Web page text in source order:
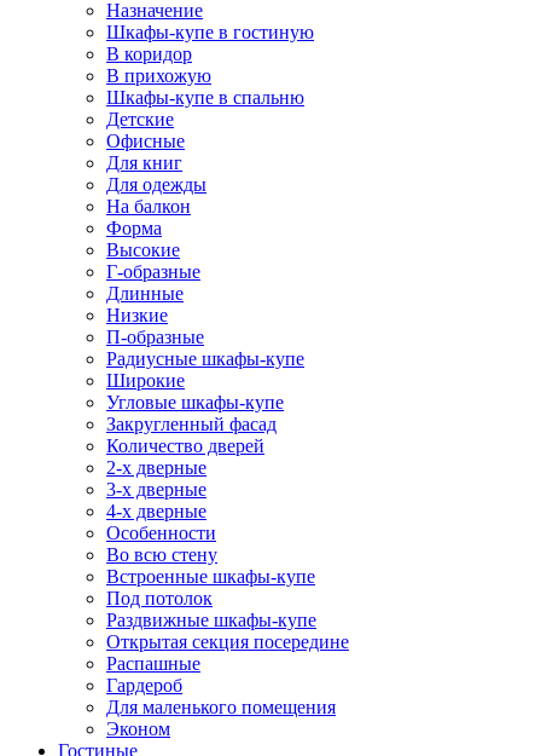
Назначение
Шкафы-купе в гостиную
В коридор
В прихожую
Шкафы-купе в спальню
Детские
Офисные
Для книг
Для одежды
На балкон
Форма
Высокие
Г-образные
Длинные
Низкие
П-образные
Радиусные шкафы-купе
Широкие
Угловые шкафы-купе
Закругленный фасад
Количество дверей
2-х дверные
3-х дверные
4-х дверные
Особенности
Во всю стену
Встроенные шкафы-купе
Под потолок
Раздвижные шкафы-купе
Открытая секция посередине
Распашные
Гардероб
Для маленького помещения
Эконом
Гостиные